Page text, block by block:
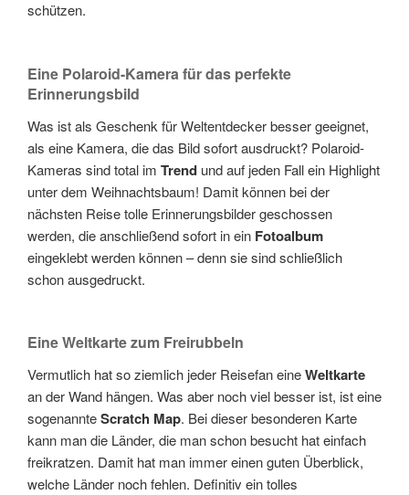
schützen.
Eine Polaroid-Kamera für das perfekte
Erinnerungsbild
Was ist als Geschenk für Weltentdecker besser geeignet,
als eine Kamera, die das Bild sofort ausdruckt? Polaroid-
Kameras sind total im Trend und auf jeden Fall ein Highlight
unter dem Weihnachtsbaum! Damit können bei der
nächsten Reise tolle Erinnerungsbilder geschossen
werden, die anschließend sofort in ein Fotoalbum
eingeklebt werden können – denn sie sind schließlich
schon ausgedruckt.
Eine Weltkarte zum Freirubbeln
Vermutlich hat so ziemlich jeder Reisefan eineWeltkarte
an der Wand hängen. Was aber noch viel besser ist, ist eine
sogenannteScratch Map. Bei dieser besonderen Karte
kann man die Länder, die man schon besucht hat einfach
freikratzen. Damit hat man immer einen guten Überblick,
welche Länder noch fehlen. Definitiv ein tolles